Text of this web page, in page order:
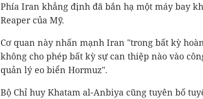
Phía Iran khẳng định đã bắn hạ một máy bay
Reaper của Mỹ.
Cơ quan này nhấn mạnh Iran "trong bất kỳ
không cho phép bất kỳ sự can thiệp nào vào
quản lý eo biển Hormuz".
Bộ Chỉ huy Khatam al-Anbiya cũng tuyên bố